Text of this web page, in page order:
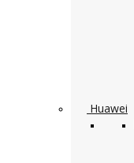
Huawei